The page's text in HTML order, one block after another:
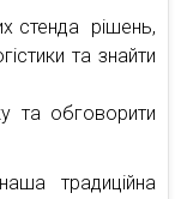
стенда рішень,
та знайти
та обговорити
традиційна